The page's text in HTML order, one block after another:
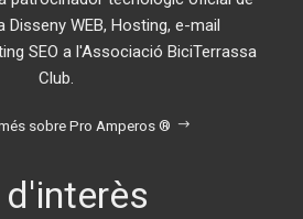
Disseny WEB, Hosting, e-mail
SEO a l'Associació BiciTerrassa
Club.
sobre Pro Amperos ®